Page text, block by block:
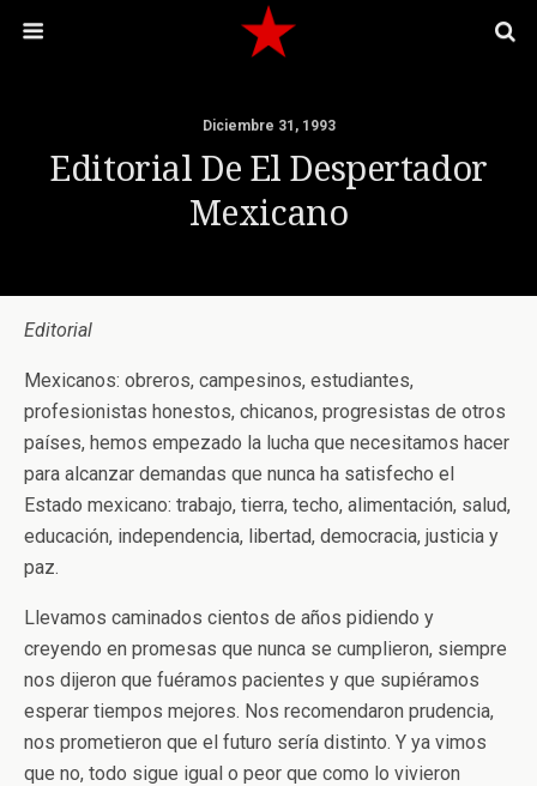
Diciembre 31, 1993
Editorial De El Despertador
Mexicano
Editorial
Mexicanos: obreros, campesinos, estudiantes,
profesionistas honestos, chicanos, progresistas de otros
países, hemos empezado la lucha que necesitamos hacer
para alcanzar demandas que nunca ha satisfecho el
Estado mexicano: trabajo, tierra, techo, alimentación, salud,
educación, independencia, libertad, democracia, justicia y
paz.
Llevamos caminados cientos de años pidiendo y
creyendo en promesas que nunca se cumplieron, siempre
nos dijeron que fuéramos pacientes y que supiéramos
esperar tiempos mejores. Nos recomendaron prudencia,
nos prometieron que el futuro sería distinto. Y ya vimos
que no, todo sigue igual o peor que como lo vivieron